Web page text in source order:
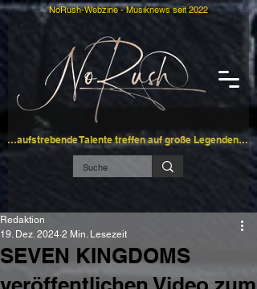
…aufstrebende Talente treffen auf große Legenden…
NoRush-Webzine - Musiknews seit 2022
SEVEN KINGDOMS
Redaktion
19. Dez. 2024 2 Min. Lesezeit